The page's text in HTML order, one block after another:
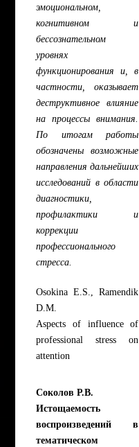
эмоциональном,
когнитивном и
бессознательном
уровнях
функционирования и, в
частности, оказывает
деструктивное влияние
на процессы внимания.
По итогам работы
обозначены возможные
направления дальнейших
исследований в области
диагностики,
профилактики и
коррекции
профессионального
стресса.
Osokina E.S., Ramendik
D.M.
Aspects of influence of
professional stress on
attention
Соколов Р.В.
Истощаемость
воспроизведений в
тематическом